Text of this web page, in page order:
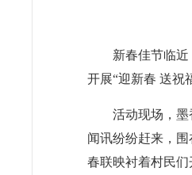
新春佳节临
开展“迎新春 送祝
活动现场，
闻讯纷纷赶来，
春联映衬着村民们